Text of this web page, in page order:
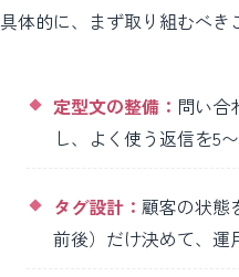
具体的に、まず取り組むべき
定型文の整備： 問い合
し、よく使う返信を5
タグ設計： 顧客の状態
前後）だけ決めて、運